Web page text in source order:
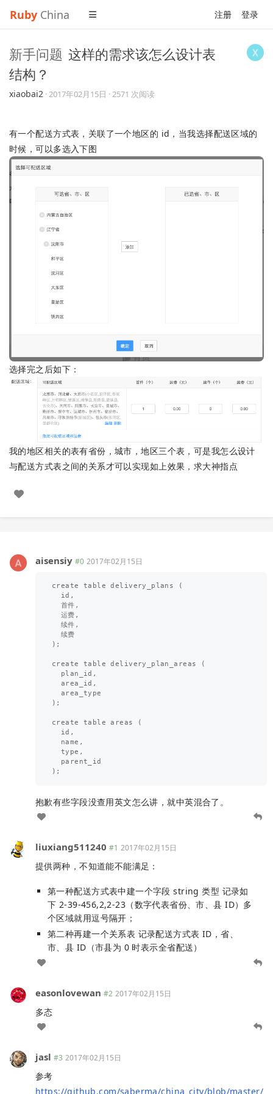
Ruby China 注册 登录
新手问题 这样的需求该怎么设计表
结构？
xiaobai2 ·2017年02月15日 · 2571 次阅读
有一个配送方式表，关联了一个地区的 id，当我选择配送区域的
时候，可以多选入下图
选择完之后如下：
我的地区相关的表有省份，城市，地区三个表，可是我怎么设计
与配送方式表之间的关系才可以实现如上效果，求大神指点
aisensiy #0 2017年02月15日
create table delivery_plans (
  id,
  首件,
  运费,
  续件,
  续费
);
create table delivery_plan_areas (
  plan_id,
  area_id,
  area_type
);
create table areas (
  id,
  name,
  type,
  parent_id
抱歉有些字段没查用英文怎么讲，就中英混合了。
liuxiang511240 #1 2017年02月15日
提供两种，不知道能不能满足：
第一种配送方式表中建一个字段 string 类型 记录如
下 2-39-456,2,2-23（数字代表省份、市、县 ID）多
个区域就用逗号隔开；
第二种再建一个关系表 记录配送方式表 ID，省、
市、县 ID（市县为 0 时表示全省配送）
easonlovewan #2 2017年02月15日
多态
jasl #3 2017年02月15日
参考
https://github.com/saberma/china_city/blob/master/